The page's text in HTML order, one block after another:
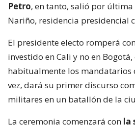
Petro, en tanto, salió por última
Nariño, residencia presidencial
El presidente electo romperá
investido en Cali y no en
habitualmente los mandatarios
vez, dará su primer discurso
militares en un batallón de la
La ceremonia comenzará con la